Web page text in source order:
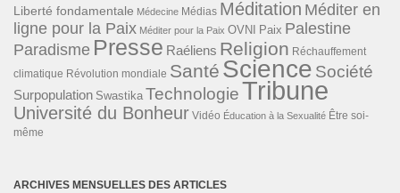
Liberté fondamentale Médecine Médias Méditation Méditer en
ligne pour la Paix Méditer pour la Paix OVNI Paix Palestine
Paradisme Presse Raéliens Religion Réchauffement
climatique Révolution mondiale Santé Science Société
Surpopulation Swastika TechnologieTribune
Université du Bonheur Vidéo Éducation à la Sexualité Être soi-
même
ARCHIVES MENSUELLES DES ARTICLES